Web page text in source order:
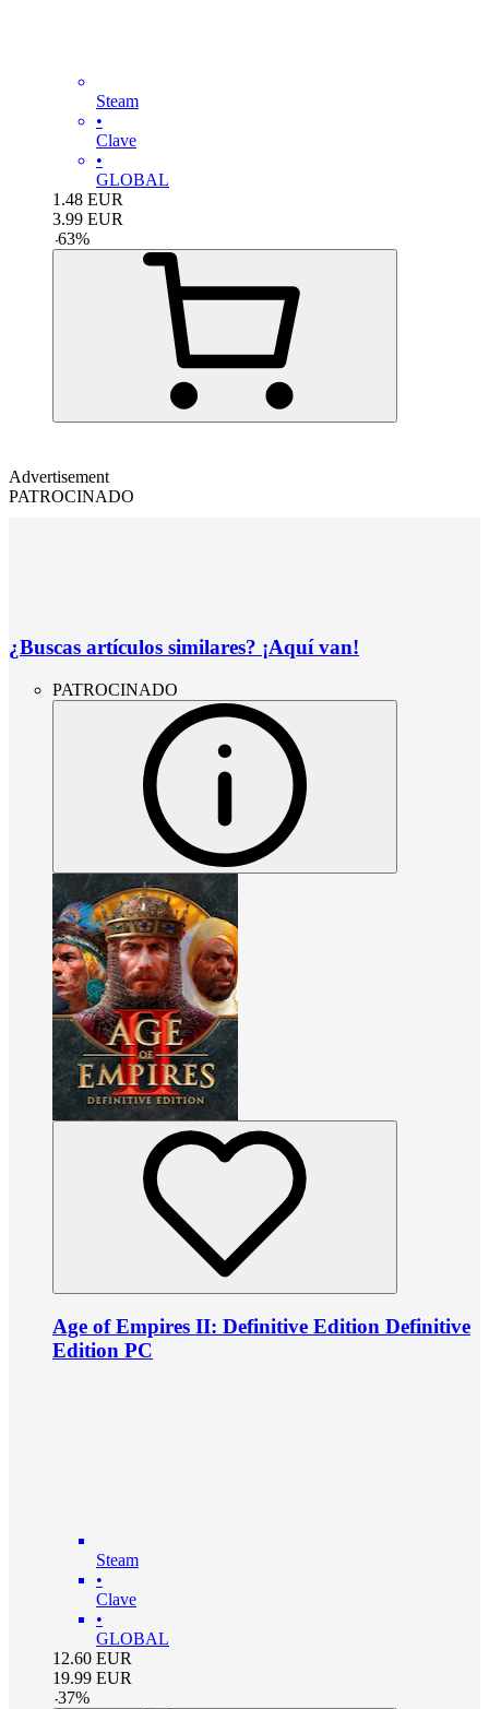
Steam
•
Clave
•
GLOBAL
1.48 EUR
3.99 EUR
-63%
Advertisement
PATROCINADO
¿Buscas artículos similares? ¡Aquí van!
PATROCINADO
Age of Empires II: Definitive Edition Definitive
Edition PC
Steam
•
Clave
•
GLOBAL
12.60 EUR
19.99 EUR
-37%